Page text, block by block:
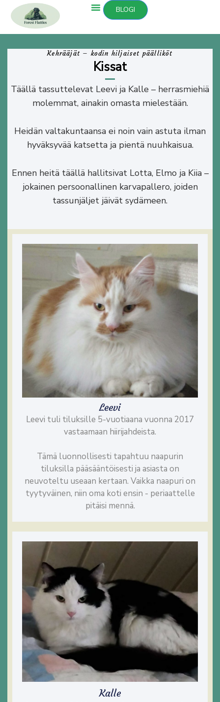
sisältöön
BLOGI
Kehrääjät – kodin hiljaiset päälliköt
Kissat
Täällä tassuttelevat Leevi ja Kalle – herrasmiehiä
molemmat, ainakin omasta mielestään.
Heidän valtakuntaansa ei noin vain astuta ilman
hyväksyvää katsetta ja pientä nuuhkaisua.
Ennen heitä täällä hallitsivat Lotta, Elmo ja Kiia –
jokainen persoonallinen karvapallero, joiden
tassunjäljet jäivät sydämeen.
Leevi
Leevi tuli tiluksille 5-vuotiaana vuonna 2017
vastaamaan hiirijahdeista.
Tämä luonnollisesti tapahtuu naapurin
tiluksilla pääsääntöisesti ja asiasta on
neuvoteltu useaan kertaan. Vaikka naapuri on
tyytyväinen, niin oma koti ensin - periaattelle
pitäisi mennä.
Kalle